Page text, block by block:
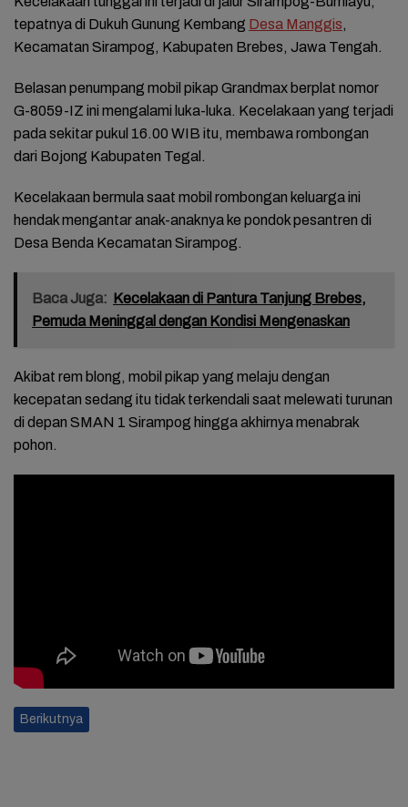
tepatnya di Dukuh Gunung Kembang Desa Manggis,
Kecamatan Sirampog, Kabupaten Brebes, Jawa Tengah.
Belasan penumpang mobil pikap Grandmax berplat nomor
G-8059-IZ ini mengalami luka-luka. Kecelakaan yang terjadi
pada sekitar pukul 16.00 WIB itu, membawa rombongan
dari Bojong Kabupaten Tegal.
Kecelakaan bermula saat mobil rombongan keluarga ini
hendak mengantar anak-anaknya ke pondok pesantren di
Desa Benda Kecamatan Sirampog.
Baca Juga: Kecelakaan di Pantura Tanjung Brebes,
Pemuda Meninggal dengan Kondisi Mengenaskan
Akibat rem blong, mobil pikap yang melaju dengan
kecepatan sedang itu tidak terkendali saat melewati turunan
di depan SMAN 1 Sirampog hingga akhirnya menabrak
pohon.
Berikutnya